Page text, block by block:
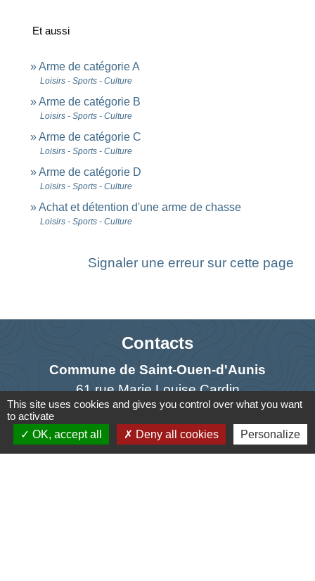
Et aussi
Arme de catégorie A
Loisirs - Sports - Culture
Arme de catégorie B
Loisirs - Sports - Culture
Arme de catégorie C
Loisirs - Sports - Culture
Arme de catégorie D
Loisirs - Sports - Culture
Achat et détention d'une arme de chasse
Loisirs - Sports - Culture
Signaler une erreur sur cette page
Contacts
Commune de Saint-Ouen-d'Aunis
61 rue Marie Louise Cardin
17230 Saint-Ouen-d'Aunis - FRANCE
+33 5 46 01 40 64
Contact par formulaire
This site uses cookies and gives you control over what you want
to activate
OK, accept all
Deny all cookies Personalize